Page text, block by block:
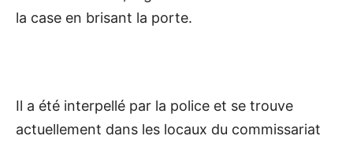
la case en brisant la porte.
Il a été interpellé par la police et se trouve
actuellement dans les locaux du commissariat